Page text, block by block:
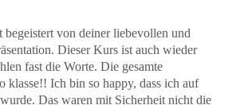
begeistert von deiner liebevollen und
Dieser Kurs ist auch wieder
fast die Worte. Die gesamte
klasse!! Ich bin so happy, dass ich auf
Das waren mit Sicherheit nicht die